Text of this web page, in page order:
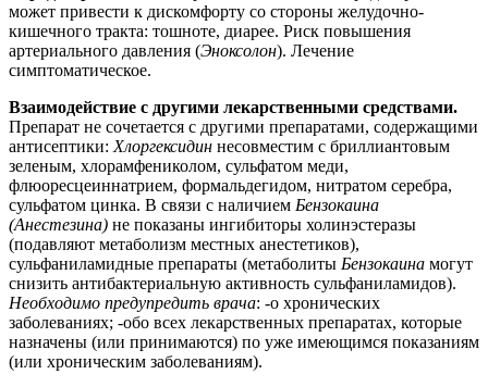
может привести к дискомфорту со стороны желудочно-
кишечного тракта: тошноте, диарее. Риск повышения
артериального давления (Эноксолон). Лечение
симптоматическое.
Взаимодействие с другими лекарственными средствами.
Препарат не сочетается с другими препаратами, содержащими
антисептики: Хлоргексидин несовместим с бриллиантовым
зеленым, хлорамфениколом, сульфатом меди,
флюоресцеиннатрием, формальдегидом, нитратом серебра,
сульфатом цинка. В связи с наличием Бензокаина
(Анестезина) не показаны ингибиторы холинэстеразы
(подавляют метаболизм местных анестетиков),
сульфаниламидные препараты (метаболиты Бензокаина могут
снизить антибактериальную активность сульфаниламидов).
Необходимо предупредить врача: -о хронических
заболеваниях; -обо всех лекарственных препаратах, которые
назначены (или принимаются) по уже имеющимся показаниям
(или хроническим заболеваниям).